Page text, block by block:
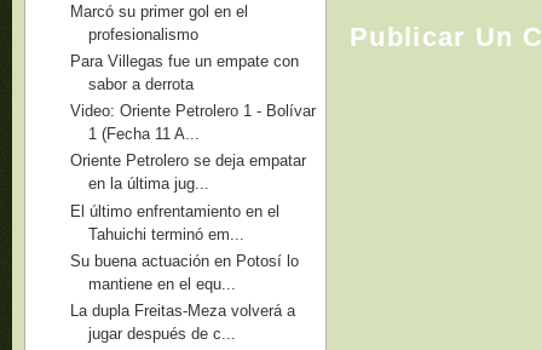
Publicar Un
Marcó su primer gol en el
profesionalismo
Para Villegas fue un empate con
sabor a derrota
Video: Oriente Petrolero 1 - Bolívar
1 (Fecha 11 A...
Oriente Petrolero se deja empatar
en la última jug...
El último enfrentamiento en el
Tahuichi terminó em...
Su buena actuación en Potosí lo
mantiene en el equ...
La dupla Freitas-Meza volverá a
jugar después de c...